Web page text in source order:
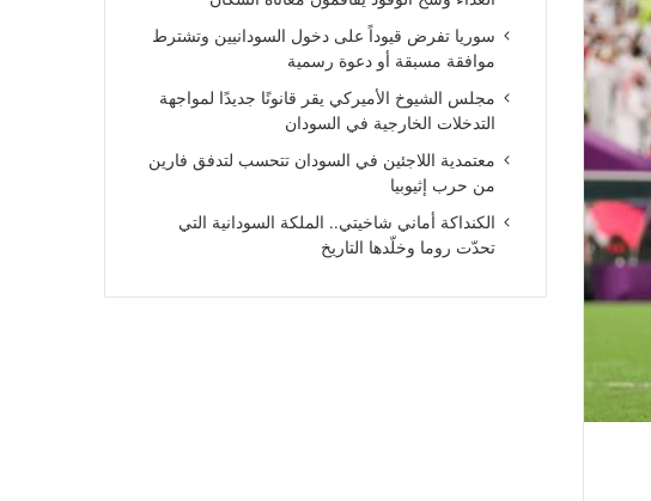
سوريا تفرض قيوداً على دخول السودانيين وتشترط
موافقة مسبقة أو دعوة رسمية
مجلس الشيوخ الأميركي يقر قانونًا جديدًا لمواجهة
التدخلات الخارجية في السودان
معتمدية اللاجئين في السودان تتحسب لتدفق فارين
من حرب إثيوبيا
الكنداكة أماني شاخيتي.. الملكة السودانية التي
تحدّت روما وخلّدها التاريخ